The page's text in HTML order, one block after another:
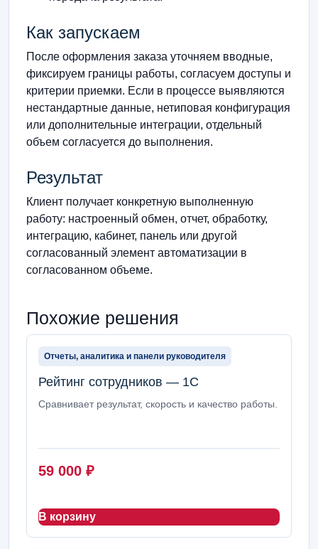
Как запускаем
После оформления заказа уточняем вводные,
фиксируем границы работы, согласуем доступы и
критерии приемки. Если в процессе выявляются
нестандартные данные, нетиповая конфигурация
или дополнительные интеграции, отдельный
объем согласуется до выполнения.
Результат
Клиент получает конкретную выполненную
работу: настроенный обмен, отчет, обработку,
интеграцию, кабинет, панель или другой
согласованный элемент автоматизации в
согласованном объеме.
Похожие решения
Отчеты, аналитика и панели руководителя
Рейтинг сотрудников — 1С
Сравнивает результат, скорость и качество работы.
59 000 ₽
В корзину